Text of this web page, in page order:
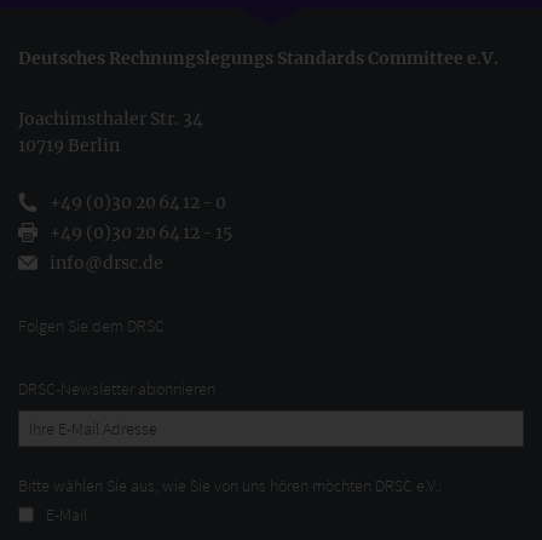
Deutsches Rechnungslegungs Standards Committee e.V.
Joachimsthaler Str. 34
10719 Berlin
+49 (0)30 20 64 12 - 0
+49 (0)30 20 64 12 - 15
info@drsc.de
Folgen Sie dem DRSC
DRSC-Newsletter abonnieren
Bitte wählen Sie aus, wie Sie von uns hören möchten DRSC e.V.:
E-Mail